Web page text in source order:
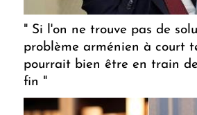
" Si l'on ne trouve pas de
problème arménien à court
pourrait bien être en train
fin "